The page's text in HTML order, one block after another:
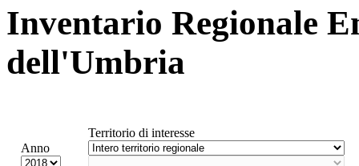
Inventario Regionale
dell'Umbria
Anno
Territorio di interesse